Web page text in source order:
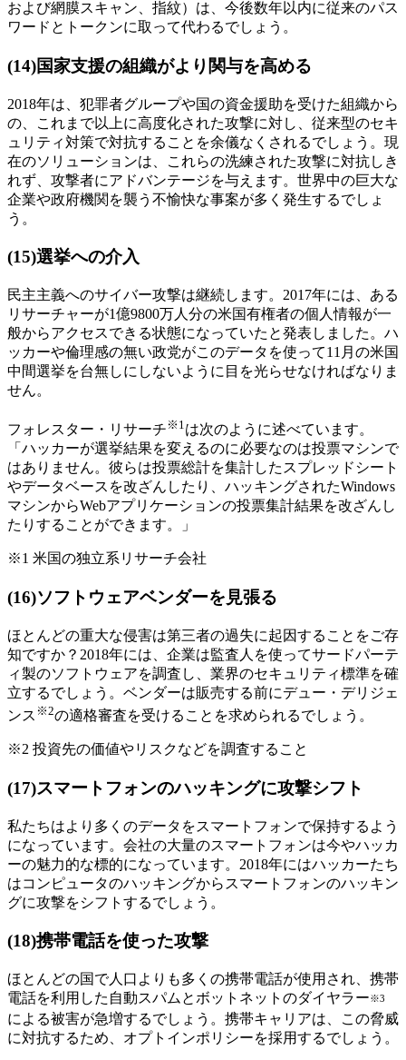
および網膜スキャン、指紋）は、今後数年以内に従来のパス
ワードとトークンに取って代わるでしょう。
(14)国家支援の組織がより関与を高める
2018年は、犯罪者グループや国の資金援助を受けた組織から
の、これまで以上に高度化された攻撃に対し、従来型のセキ
ュリティ対策で対抗することを余儀なくされるでしょう。現
在のソリューションは、これらの洗練された攻撃に対抗しき
れず、攻撃者にアドバンテージを与えます。世界中の巨大な
企業や政府機関を襲う不愉快な事案が多く発生するでしょ
う。
(15)選挙への介入
民主主義へのサイバー攻撃は継続します。2017年には、ある
リサーチャーが1億9800万人分の米国有権者の個人情報が一
般からアクセスできる状態になっていたと発表しました。ハ
ッカーや倫理感の無い政党がこのデータを使って11月の米国
中間選挙を台無しにしないように目を光らせなければなりま
せん。
フォレスター・リサーチ ※1 は次のように述べています。
「ハッカーが選挙結果を変えるのに必要なのは投票マシンで
はありません。彼らは投票総計を集計したスプレッドシート
やデータベースを改ざんしたり、ハッキングされたWindows
マシンからWebアプリケーションの投票集計結果を改ざんし
たりすることができます。」
※1 米国の独立系リサーチ会社
(16)ソフトウェアベンダーを見張る
ほとんどの重大な侵害は第三者の過失に起因することをご存
知ですか？2018年には、企業は監査人を使ってサードパーテ
ィ製のソフトウェアを調査し、業界のセキュリティ標準を確
立するでしょう。ベンダーは販売する前にデュー・デリジェ
ンス ※2の適格審査を受けることを求められるでしょう。
※2 投資先の価値やリスクなどを調査すること
(17)スマートフォンのハッキングに攻撃シフト
私たちはより多くのデータをスマートフォンで保持するよう
になっています。会社の大量のスマートフォンは今やハッカ
ーの魅力的な標的になっています。2018年にはハッカーたち
はコンピュータのハッキングからスマートフォンのハッキン
グに攻撃をシフトするでしょう。
(18)携帯電話を使った攻撃
ほとんどの国で人口よりも多くの携帯電話が使用され、携帯
電話を利用した自動スパムとボットネットのダイヤラー※3
による被害が急増するでしょう。携帯キャリアは、この脅威
に対抗するため、オプトインポリシーを採用するでしょう。